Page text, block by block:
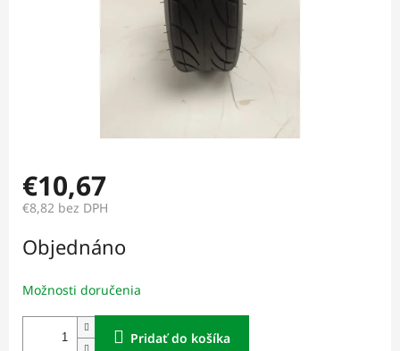
€10,67
€8,82 bez DPH
cena:
Objednáno
Možnosti doručenia
Pridať do košíka